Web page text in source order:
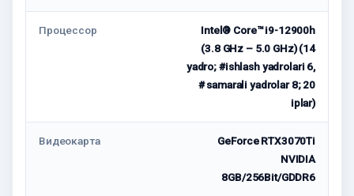
Процессор
Intel® Core™ i9-12900h
(3.8 GHz – 5.0 GHz) (14
yadro; #ishlash yadrolari 6,
# samarali yadrolar 8; 20
iplar)
Видеокарта
GeForce RTX3070Ti
NVIDIA
8GB/256Bit/GDDR6